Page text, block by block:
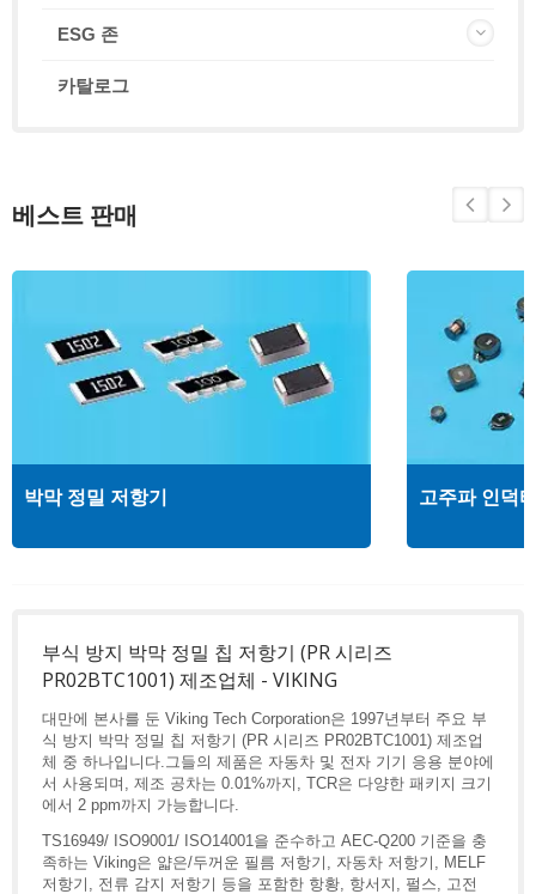
ESG 존
카탈로그
베스트 판매
박막 정밀 저항기 고주파 인덕
부식 방지 박막 정밀 칩 저항기 (PR 시리즈
PR02BTC1001) 제조업체 - VIKING
대만에 본사를 둔 Viking Tech Corporation은 1997년부터 주요 부
식 방지 박막 정밀 칩 저항기 (PR 시리즈 PR02BTC1001) 제조업
체 중 하나입니다.그들의 제품은 자동차 및 전자 기기 응용 분야에
서 사용되며, 제조 공차는 0.01%까지, TCR은 다양한 패키지 크기
에서 2 ppm까지 가능합니다.
TS16949/ ISO9001/ ISO14001을 준수하고 AEC-Q200 기준을 충
족하는 Viking은 얇은/두꺼운 필름 저항기, 자동차 저항기, MELF
저항기, 전류 감지 저항기 등을 포함한 항황, 항서지, 펄스, 고전